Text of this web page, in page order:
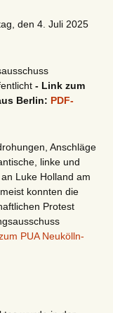
den 4. Juli 2025
- Link zum
Berlin: PDF-
Anschläge
linke und
Luke Holland am
konnten die
Protest
PUA Neukölln-